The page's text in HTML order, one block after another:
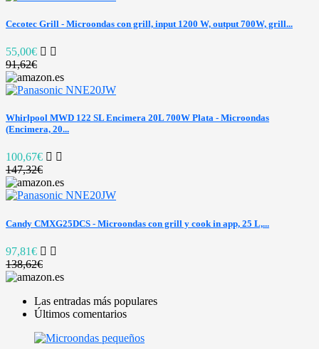
Cecotec Grill - Microondas con grill, input 1200 W, output 700W, grill...
55,00€
91,62€
Whirlpool MWD 122 SL Encimera 20L 700W Plata - Microondas
(Encimera, 20...
100,67€
147,32€
Candy CMXG25DCS - Microondas con grill y cook in app, 25 L,...
97,81€
138,62€
Las entradas más populares
Últimos comentarios